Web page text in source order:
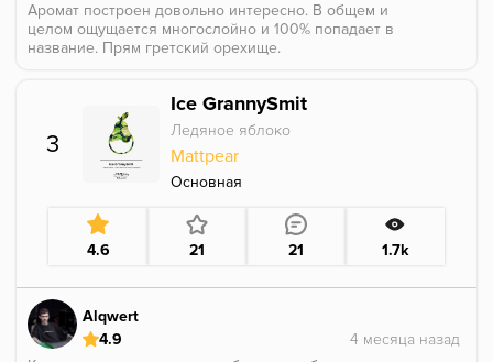
Аромат построен довольно интересно. В общем и
целом ощущается многослойно и 100% попадает в
название. Прям гретский орехище.
ореховая терпкость. Прям именно натуральный его
профиль. После энного времени аромат становится
не таким ядерным, а более мягким и округлым.
Появляется даже эта легкая сладость в далеке.
Немного сушит, но что ещё ожидать от грецкого
В общем отличная аромка для прикольных и
необычных миксов. Кладу обычно не больше 20%,
это курить это я не знаю кем надо быть хахахаха
3
Ice GrannySmit
Ледяное яблоко
Mattpear
Основная
4.6 21 21 1.7k
Alqwert
4.9